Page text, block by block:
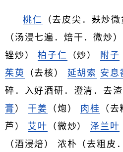
桃仁 （去皮尖．麸炒
（汤浸七遍．焙干．微炒
锉炒）柏子仁 （炒） 附子
茱萸
（去核） 延胡索 安息
碎．入好酒研．澄清．去
膏 ） 干姜 （炮） 肉桂
（
芦） 艾叶 （微炒） 泽兰叶
（酒浸焙） 浓朴（去粗皮